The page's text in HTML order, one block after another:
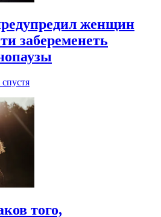
женщин
забеременеть
спустя
того,